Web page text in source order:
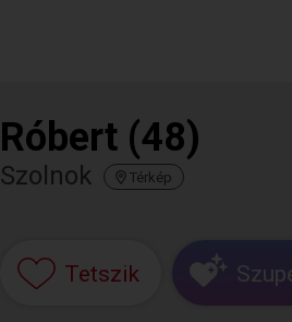
Róbert (48)
Szolnok Térkép
Tetszik